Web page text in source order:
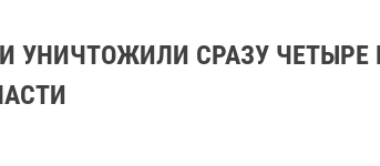
УНИЧТОЖИЛИ СРАЗУ